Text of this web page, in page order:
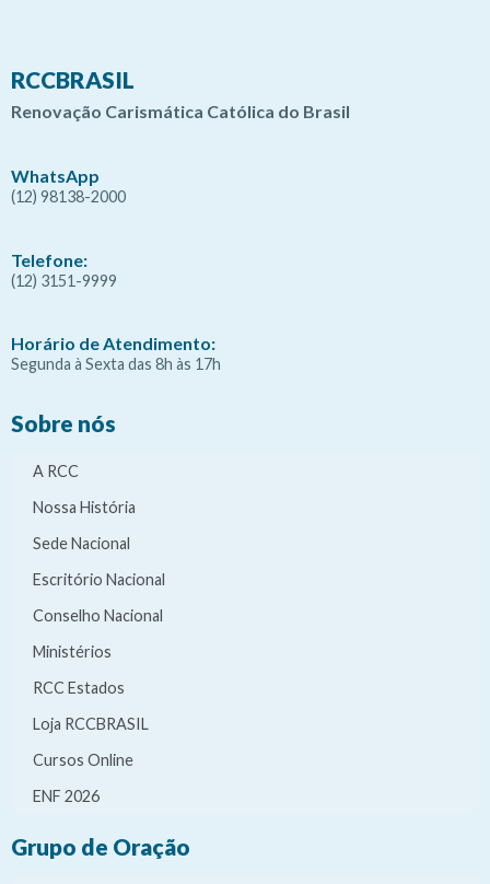
RCCBRASIL
Renovação Carismática Católica do Brasil
WhatsApp
(12) 98138-2000
Telefone:
(12) 3151-9999
Horário de Atendimento:
Segunda à Sexta das 8h às 17h
Sobre nós
A RCC
Nossa História
Sede Nacional
Escritório Nacional
Conselho Nacional
Ministérios
RCC Estados
Loja RCCBRASIL
Cursos Online
ENF 2026
Grupo de Oração